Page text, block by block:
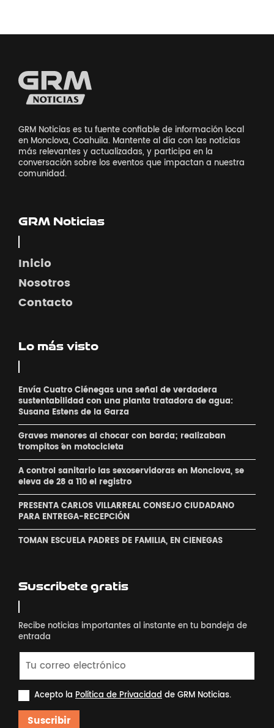
GRM Noticias es tu fuente confiable de información local
en Monclova, Coahuila. Mantente al día con las noticias
más relevantes y actualizadas, y participa en la
conversación sobre los eventos que impactan a nuestra
comunidad.
GRM Noticias
Inicio
Nosotros
Contacto
Lo más visto
Envía Cuatro Ciénegas una señal de verdadera
sustentabilidad con una planta tratadora de agua:
Susana Estens de la Garza
Graves menores al chocar con barda; realizaban
´trompitos ´en motocicleta
A control sanitario las sexoservidoras en Monclova, se
eleva de 28 a 110 el registro
PRESENTA CARLOS VILLARREAL CONSEJO CIUDADANO
PARA ENTREGA-RECEPCIÓN
TOMAN ESCUELA PADRES DE FAMILIA, EN CIENEGAS
Suscribete gratis
Recibe noticias importantes al instante en tu bandeja de
entrada
Acepto la Política de Privacidadde GRM Noticias.
Suscribir